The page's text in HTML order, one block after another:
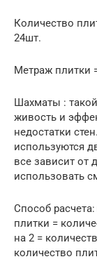
Количество
24шт.
Метраж плитки
Шахматы :
живость и
недостатки
используются
все зависит
использовать
Способ
плитки =
на 2 =
количество